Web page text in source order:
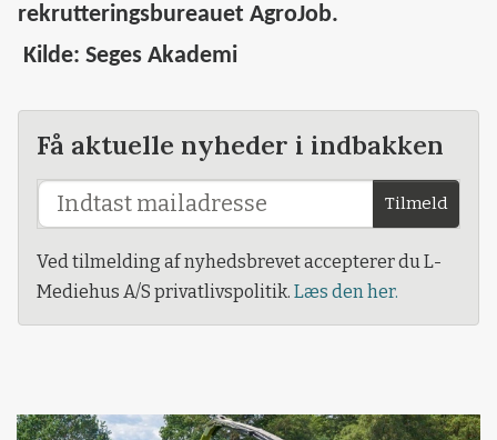
rekrutteringsbureauet AgroJob.
Kilde: Seges Akademi
Få aktuelle nyheder i indbakken
Tilmeld
Ved tilmelding af nyhedsbrevet accepterer du L-
Mediehus A/S privatlivspolitik. Læs den her.